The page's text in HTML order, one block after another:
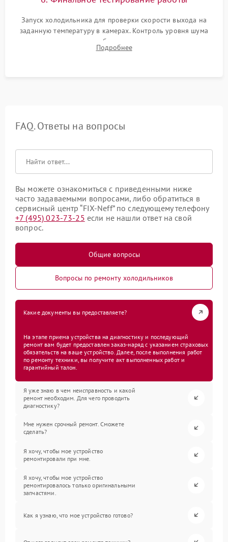
Запуск холодильника для проверки скорости выхода на
заданную температуру в камерах. Контроль уровня шума
компрессора, отсутствия обмерзания стенок и корректного
срабатывания системы автоматической оттайки.
Подробнее
FAQ. Ответы на вопросы
Вы можете ознакомиться с приведенными ниже
часто задаваемыми вопросами, либо обратиться в
сервисный центр “FIX-Neff” по следующему телефону
+7 (495) 023-73-25 если не нашли ответ на свой
вопрос.
Общие вопросы
Вопросы по ремонту холодильников
Какие документы вы предоставляете?
На этапе приема устройства на диагностику и последующий
ремонт вам будет предоставлен заказ-наряд с указанием страховых
обязательств на ваше устройство. Далее, после выполнения работ
по ремонту техники, вы получите акт выполненных работ и
гарантийный талон.
Я уже знаю в чем неисправность и какой
ремонт необходим. Для чего проводить
диагностику?
Мне нужен срочный ремонт. Сможете
сделать?
Я хочу, чтобы мое устройство
ремонтировали при мне.
Я хочу, чтобы мое устройство
ремонтировалось только оригинальными
запчастями.
Как я узнаю, что мое устройство готово?